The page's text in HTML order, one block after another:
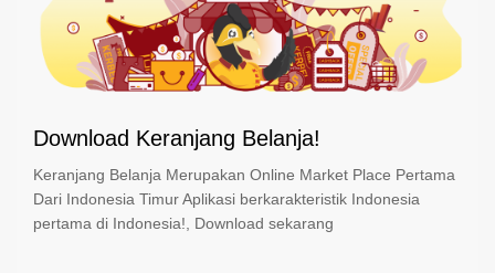
Download Keranjang Belanja!
Keranjang Belanja Merupakan Online Market Place Pertama
Dari Indonesia Timur Aplikasi berkarakteristik Indonesia
pertama di Indonesia!, Download sekarang